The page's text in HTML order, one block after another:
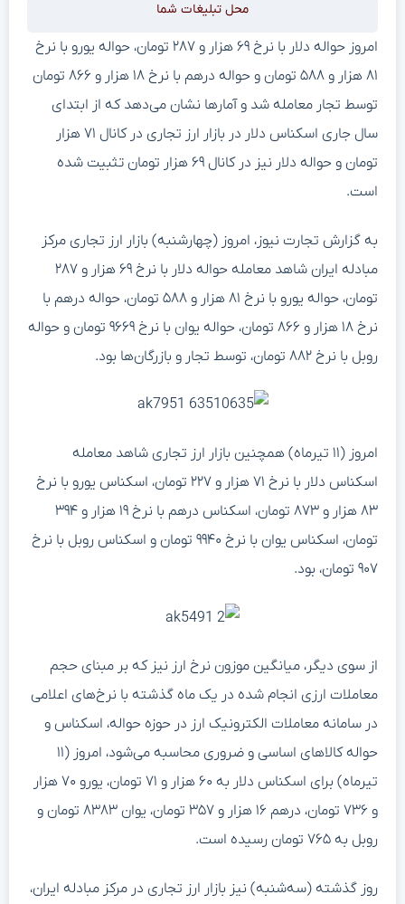
محل تبلیغات شما
امروز حواله دلار با نرخ ۶۹ هزار و ۲۸۷ تومان، حواله یورو با نرخ
۸۱ هزار و ۵۸۸ تومان و حواله درهم با نرخ ۱۸ هزار و ۸۶۶ تومان
توسط تجار معامله شد و آمارها نشان می‌دهد که از ابتدای
سال جاری اسکناس دلار در بازار ارز تجاری در کانال ۷۱ هزار
تومان و حواله دلار نیز در کانال ۶۹ هزار تومان تثبیت شده
است.
به گزارش تجارت نیوز، امروز (چهارشنبه) بازار ارز تجاری مرکز
مبادله ایران شاهد معامله حواله دلار با نرخ ۶۹ هزار و ۲۸۷
تومان، حواله یورو با نرخ ۸۱ هزار و ۵۸۸ تومان، حواله درهم با
نرخ ۱۸ هزار و ۸۶۶ تومان، حواله یوان با نرخ ۹۶۶۹ تومان و حواله
روبل با نرخ ۸۸۲ تومان، توسط تجار و بازرگان‌ها بود.
امروز (۱۱ تیرماه) همچنین بازار ارز تجاری شاهد معامله
اسکناس دلار با نرخ ۷۱ هزار و ۲۲۷ تومان، اسکناس یورو با نرخ
۸۳ هزار و ۸۷۳ تومان، اسکناس درهم با نرخ ۱۹ هزار و ۳۹۴
تومان، اسکناس یوان با نرخ ۹۹۴۰ تومان و اسکناس روبل با نرخ
۹۰۷ تومان، بود.
از سوی دیگر، میانگین موزون نرخ ارز نیز که بر مبنای حجم
معاملات ارزی انجام‌ شده در یک ماه گذشته با نرخ‌های اعلامی
در سامانه معاملات الکترونیک ارز در حوزه حواله، اسکناس و
حواله کالاهای اساسی و ضروری محاسبه می‌شود، امروز (۱۱
تیرماه) برای اسکناس دلار به ۶۰ هزار و ۷۱ تومان، یورو ۷۰ هزار
و ۷۳۶ تومان، درهم ۱۶ هزار و ۳۵۷ تومان، یوان ۸۳۸۳ تومان و
روبل به ۷۶۵ تومان رسیده است.
روز گذشته (سه‌شنبه) نیز بازار ارز تجاری در مرکز مبادله ایران،